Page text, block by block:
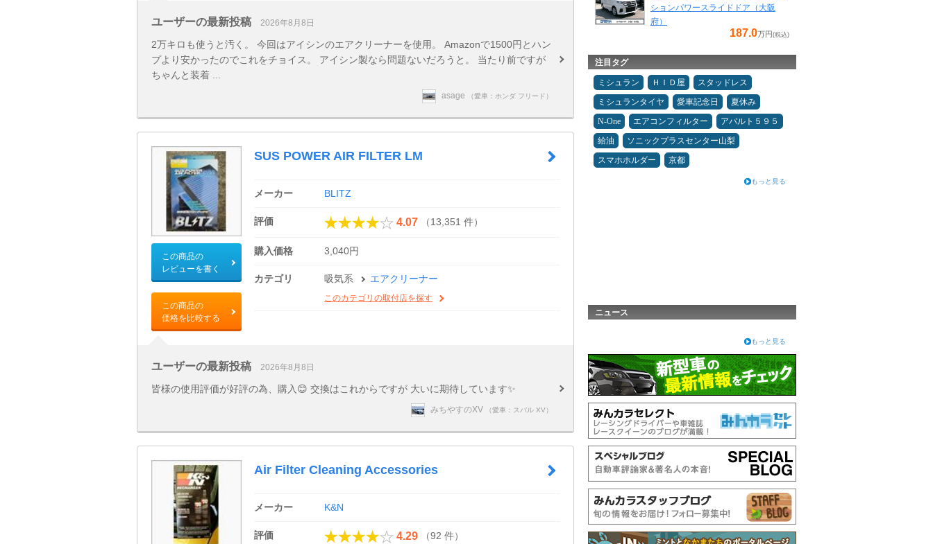
ユーザーの最新投稿 2026年8月8日
2万キロも使うと汚く。 今回はアイシンのエアクリーナーを使用。 Amazonで1500円とハン
プより安かったのでこれをチョイス。 アイシン製なら問題ないだろうと。 当たり前ですが
ちゃんと装着 ...
asage （愛車：ホンダ フリード）
この商品の
レビューを書く
この商品の
価格を比較する
SUS POWER AIR FILTER LM
メーカー BLITZ
評価 4.07 （13,351 件）
購入価格 3,040円
カテゴリ 吸気系 エアクリーナー
このカテゴリの取付店を探す
ユーザーの最新投稿 2026年8月8日
皆様の使用評価が好評の為、購入😊 交換はこれからですが 大いに期待しています✨
みちやすのXV （愛車：スバル XV）
Air Filter Cleaning Accessories
メーカー K&N
評価 4.29 （92 件）
ションパワースライドドア（大阪
府）
187.0万円(税込)
注目タグ
ミシュラン ＨＩＤ屋
スタッドレス
ミシュランタイヤ
愛車記念日
夏休み
N-One
エアコンフィルター
アバルト５９５
給油
ソニックプラスセンター山梨
スマホホルダー
京都
もっと見る
ニュース
もっと見る